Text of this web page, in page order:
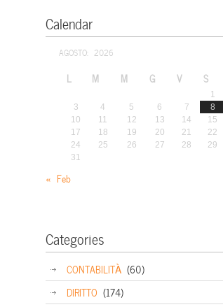
Calendar
AGOSTO: 2026
L M M G V S
1
3
4 5 6 7 8
10
11 12 13 14 15
17
18 19 20 21 22
24
25 26 27 28 29
31
« Feb
Categories
CONTABILITÀ (60)
DIRITTO (174)